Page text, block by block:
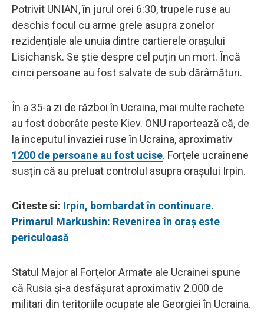
Potrivit UNIAN, în jurul orei 6:30, trupele ruse au
deschis focul cu arme grele asupra zonelor
rezidențiale ale unuia dintre cartierele orașului
Lisichansk. Se știe despre cel puțin un mort. Încă
cinci persoane au fost salvate de sub dărâmături.
În a 35-a zi de război în Ucraina, mai multe rachete
au fost doborâte peste Kiev. ONU raportează că, de
la începutul invaziei ruse în Ucraina, aproximativ
1200 de persoane au fost ucise. Forțele ucrainene
susțin că au preluat controlul asupra orașului Irpin.
Citeste si: Irpin, bombardat în continuare.
Primarul Markushin: Revenirea în oraș este
periculoasă
Statul Major al Forțelor Armate ale Ucrainei spune
că Rusia și-a desfășurat aproximativ 2.000 de
militari din teritoriile ocupate ale Georgiei în Ucraina.